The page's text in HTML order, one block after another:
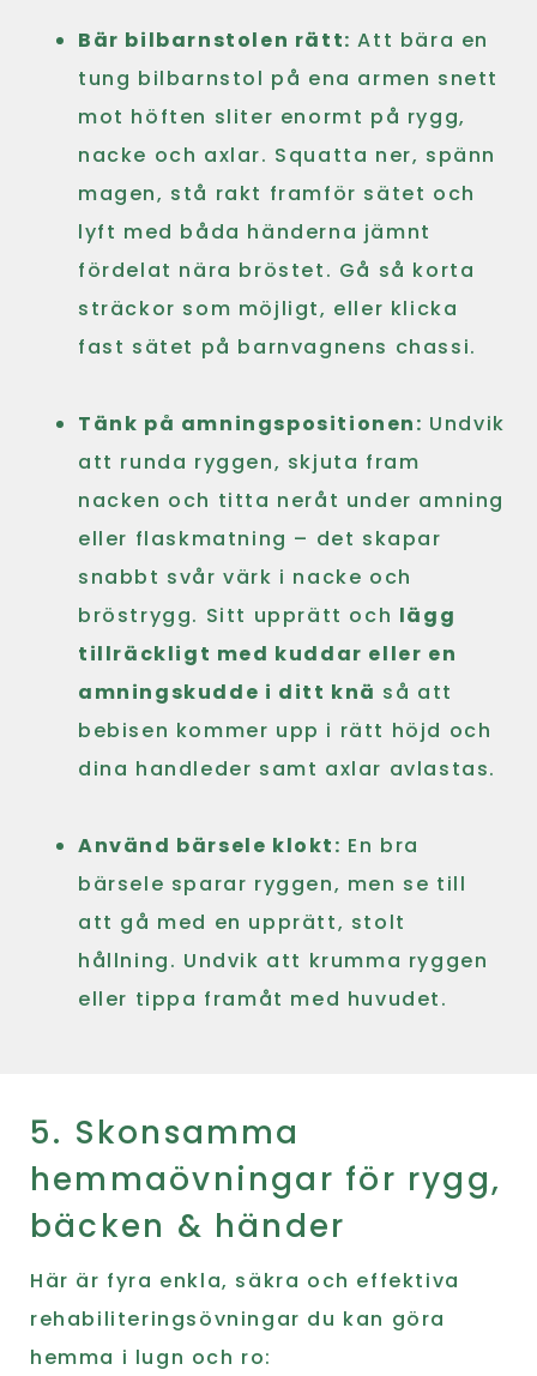
Bär bilbarnstolen rätt: Att bära en
tung bilbarnstol på ena armen snett
mot höften sliter enormt på rygg,
nacke och axlar. Squatta ner, spänn
magen, stå rakt framför sätet och
lyft med båda händerna jämnt
fördelat nära bröstet. Gå så korta
sträckor som möjligt, eller klicka
fast sätet på barnvagnens chassi.
Tänk på amningspositionen: Undvik
att runda ryggen, skjuta fram
nacken och titta neråt under amning
eller flaskmatning – det skapar
snabbt svår värk i nacke och
bröstrygg. Sitt upprätt och lägg
tillräckligt med kuddar eller en
amningskudde i ditt knä så att
bebisen kommer upp i rätt höjd och
dina handleder samt axlar avlastas.
Använd bärsele klokt: En bra
bärsele sparar ryggen, men se till
att gå med en upprätt, stolt
hållning. Undvik att krumma ryggen
eller tippa framåt med huvudet.
5. Skonsamma
hemmaövningar för rygg,
bäcken & händer
Här är fyra enkla, säkra och effektiva
rehabiliteringsövningar du kan göra
hemma i lugn och ro: